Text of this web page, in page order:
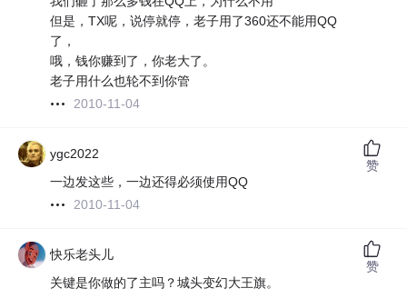
但是，TX呢，说停就停，老子用了360还不能用QQ
了，
哦，钱你赚到了，你老大了。
老子用什么也轮不到你管
2010-11-04
ygc2022
一边发这些，一边还得必须使用QQ
2010-11-04
赞
快乐老头儿
关键是你做的了主吗？城头变幻大王旗。
赞